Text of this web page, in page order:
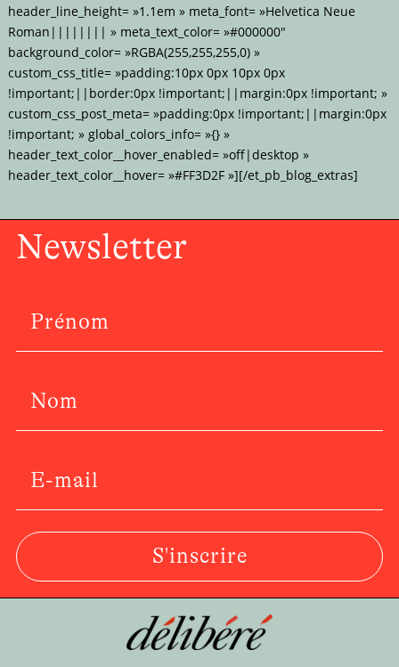
header_line_height= »1.1em » meta_font= »Helvetica Neue
Roman|||||||| » meta_text_color= »#000000″
background_color= »RGBA(255,255,255,0) »
custom_css_title= »padding:10px 0px 10px 0px
!important;||border:0px !important;||margin:0px !important; »
custom_css_post_meta= »padding:0px !important;||margin:0px
!important; » global_colors_info= »{} »
header_text_color__hover_enabled= »off|desktop »
header_text_color__hover= »#FF3D2F »][/et_pb_blog_extras]
Newsletter
S'inscrire